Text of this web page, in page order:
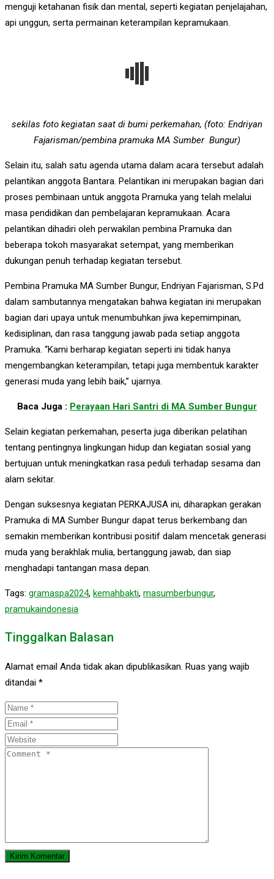
menguji ketahanan fisik dan mental, seperti kegiatan penjelajahan,
api unggun, serta permainan keterampilan kepramukaan.
sekilas foto kegiatan saat di bumi perkemahan, (foto: Endriyan
Fajarisman/pembina pramuka MA Sumber Bungur)
Selain itu, salah satu agenda utama dalam acara tersebut adalah
pelantikan anggota Bantara. Pelantikan ini merupakan bagian dari
proses pembinaan untuk anggota Pramuka yang telah melalui
masa pendidikan dan pembelajaran kepramukaan. Acara
pelantikan dihadiri oleh perwakilan pembina Pramuka dan
beberapa tokoh masyarakat setempat, yang memberikan
dukungan penuh terhadap kegiatan tersebut.
Pembina Pramuka MA Sumber Bungur, Endriyan Fajarisman, S.Pd
dalam sambutannya mengatakan bahwa kegiatan ini merupakan
bagian dari upaya untuk menumbuhkan jiwa kepemimpinan,
kedisiplinan, dan rasa tanggung jawab pada setiap anggota
Pramuka. “Kami berharap kegiatan seperti ini tidak hanya
mengembangkan keterampilan, tetapi juga membentuk karakter
generasi muda yang lebih baik,” ujarnya.
Baca Juga : Perayaan Hari Santri di MA Sumber Bungur
Selain kegiatan perkemahan, peserta juga diberikan pelatihan
tentang pentingnya lingkungan hidup dan kegiatan sosial yang
bertujuan untuk meningkatkan rasa peduli terhadap sesama dan
alam sekitar.
Dengan suksesnya kegiatan PERKAJUSA ini, diharapkan gerakan
Pramuka di MA Sumber Bungur dapat terus berkembang dan
semakin memberikan kontribusi positif dalam mencetak generasi
muda yang berakhlak mulia, bertanggung jawab, dan siap
menghadapi tantangan masa depan.
Tags: gramaspa2024, kemahbakti, masumberbungur,
pramukaindonesia
Tinggalkan Balasan
Alamat email Anda tidak akan dipublikasikan. Ruas yang wajib
ditandai *